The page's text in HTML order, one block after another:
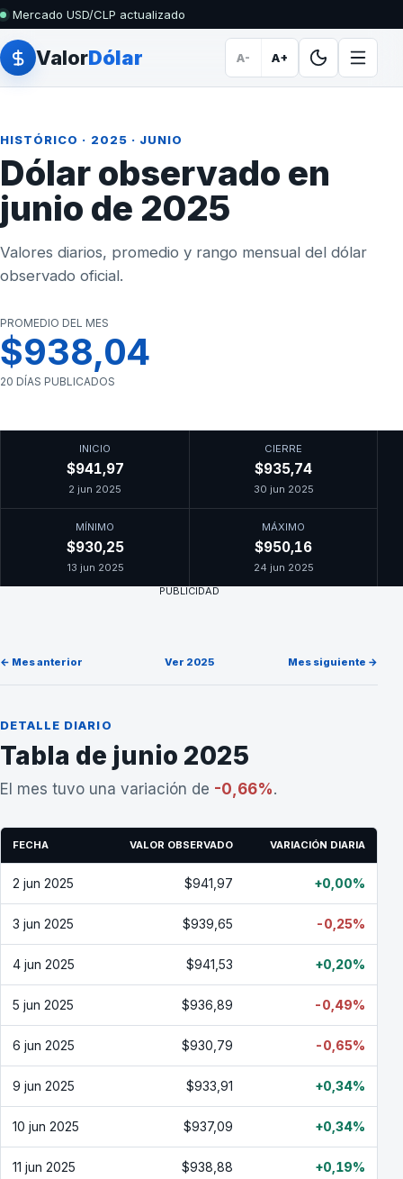
Mercado USD/CLP actualizado
ValorDólar A- A+
HISTÓRICO · 2025 · JUNIO
Dólar observado en
junio de 2025
Valores diarios, promedio y rango mensual del dólar
observado oficial.
PROMEDIO DEL MES
$938,04
20 DÍAS PUBLICADOS
INICIO
$941,97
2 jun 2025
CIERRE
$935,74
30 jun 2025
MÍNIMO
$930,25
13 jun 2025
MÁXIMO
$950,16
24 jun 2025
PUBLICIDAD
← Mes anterior Ver 2025 Mes siguiente →
DETALLE DIARIO
Tabla de junio 2025
El mes tuvo una variación de -0,66%.
FECHA VALOR OBSERVADO VARIACIÓN DIARIA
2 jun 2025 $941,97 +0,00%
3 jun 2025 $939,65 -0,25%
4 jun 2025 $941,53 +0,20%
5 jun 2025 $936,89 -0,49%
6 jun 2025 $930,79 -0,65%
9 jun 2025 $933,91 +0,34%
10 jun 2025 $937,09 +0,34%
11 jun 2025 $938,88 +0,19%